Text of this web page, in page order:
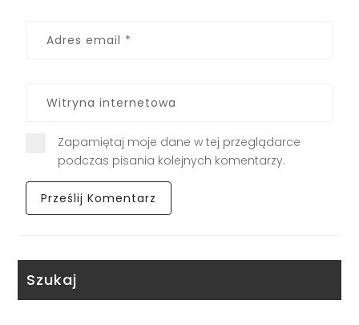
Zapamiętaj moje dane w tej przeglądarce
podczas pisania kolejnych komentarzy.
Szukaj